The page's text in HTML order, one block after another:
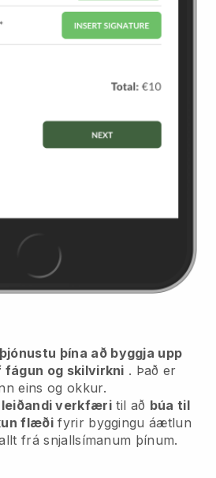
þína að byggja upp
og skilvirkni . Það er
eins og okkur.
leiðandi verkfæri til að búa til
flæði fyrir byggingu áætlun
frá snjallsímanum þínum.